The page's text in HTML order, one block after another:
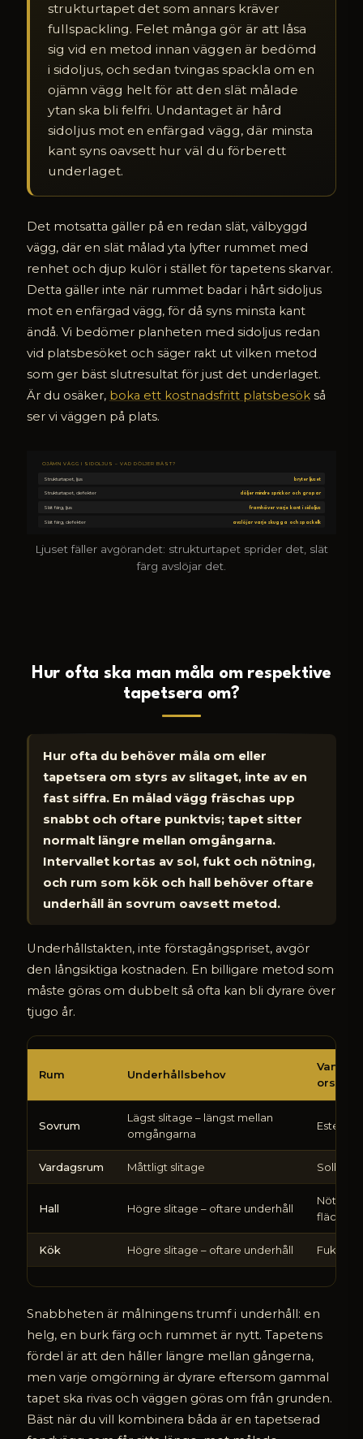
strukturtapet det som annars kräver
fullspackling. Felet många gör är att låsa
sig vid en metod innan väggen är bedömd
i sidoljus, och sedan tvingas spackla om en
ojämn vägg helt för att den slät målade
ytan ska bli felfri. Undantaget är hård
sidoljus mot en enfärgad vägg, där minsta
kant syns oavsett hur väl du förberett
underlaget.
Det motsatta gäller på en redan slät, välbyggd
vägg, där en slät målad yta lyfter rummet med
renhet och djup kulör i stället för tapetens skarvar.
Detta gäller inte när rummet badar i hårt sidoljus
mot en enfärgad vägg, för då syns minsta kant
ändå. Vi bedömer planheten med sidoljus redan
vid platsbesöket och säger rakt ut vilken metod
som ger bäst slutresultat för just det underlaget.
Är du osäker, boka ett kostnadsfritt platsbesökså
ser vi väggen på plats.
OJÄMN VÄGG I SIDOLJUS – VAD DÖLJER BÄST?
Strukturtapet, ljus bryter ljuset
Strukturtapet, defekter döljer mindre sprickor och gropar
Slät färg, ljus framhäver varje kant i sidoljus
Slät färg, defekter avslöjar varje skugga och spackelk
Ljuset fäller avgörandet: strukturtapet sprider det, slät
färg avslöjar det.
Hur ofta ska man måla om respektive
tapetsera om?
Hur ofta du behöver måla om eller
tapetsera om styrs av slitaget, inte av en
fast siffra. En målad vägg fräschas upp
snabbt och oftare punktvis; tapet sitter
normalt längre mellan omgångarna.
Intervallet kortas av sol, fukt och nötning,
och rum som kök och hall behöver oftare
underhåll än sovrum oavsett metod.
Underhållstakten, inte förstagångspriset, avgör
den långsiktiga kostnaden. En billigare metod som
måste göras om dubbelt så ofta kan bli dyrare över
tjugo år.
ofta
måla
respektive
tapetsera
om
Rum Underhållsbehov
orsak
Sovrum
Lägst slitage – längst mellan
omgångarna
Estetik,
Vardagsrum Måttligt slitage
Hall Högre slitage – oftare underhåll
Nötning,
fläckar
Kök Högre slitage – oftare underhåll Fukt,
Snabbheten är målningens trumf i underhåll: en
helg, en burk färg och rummet är nytt. Tapetens
fördel är att den håller längre mellan gångerna,
men varje omgörning är dyrare eftersom gammal
tapet ska rivas och väggen göras om från grunden.
Bäst när du vill kombinera båda är en tapetserad